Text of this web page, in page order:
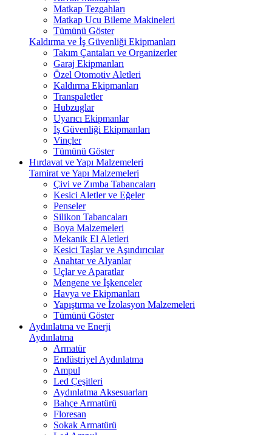
Matkap Tezgahları
Matkap Ucu Bileme Makineleri
Tümünü Göster
Kaldırma ve İş Güvenliği Ekipmanları
Takım Çantaları ve Organizerler
Garaj Ekipmanları
Özel Otomotiv Aletleri
Kaldırma Ekipmanları
Transpaletler
Hubzuglar
Uyarıcı Ekipmanlar
İş Güvenliği Ekipmanları
Vinçler
Tümünü Göster
Hırdavat ve Yapı Malzemeleri
Tamirat ve Yapı Malzemeleri
Çivi ve Zımba Tabancaları
Kesici Aletler ve Eğeler
Penseler
Silikon Tabancaları
Boya Malzemeleri
Mekanik El Aletleri
Kesici Taşlar ve Aşındırıcılar
Anahtar ve Alyanlar
Uçlar ve Aparatlar
Mengene ve İşkenceler
Havya ve Ekipmanları
Yapıştırma ve İzolasyon Malzemeleri
Tümünü Göster
Aydınlatma ve Enerji
Aydınlatma
Armatür
Endüstriyel Aydınlatma
Ampul
Led Çeşitleri
Aydınlatma Aksesuarları
Bahçe Armatürü
Floresan
Sokak Armatürü